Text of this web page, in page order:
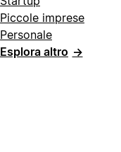
Piccole imprese
Personale
Esplora altro →